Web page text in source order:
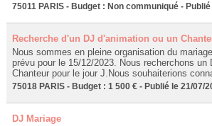
75011 PARIS - Budget : Non communiqué -
Recherche d'un DJ d'animation ou un
Nous sommes en pleine organisation du
prévu pour le 15/12/2023. Nous recherchons un
Chanteur pour le jour J.Nous souhaiterions
75018 PARIS - Budget : 1 500 € - Publié le 21/07/
DJ Mariage